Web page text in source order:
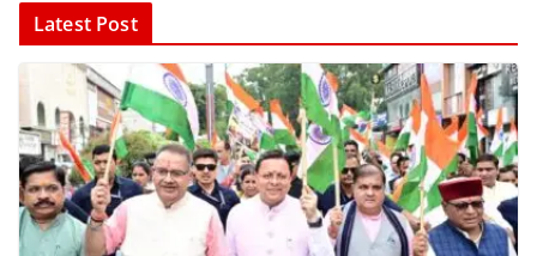
Latest Post